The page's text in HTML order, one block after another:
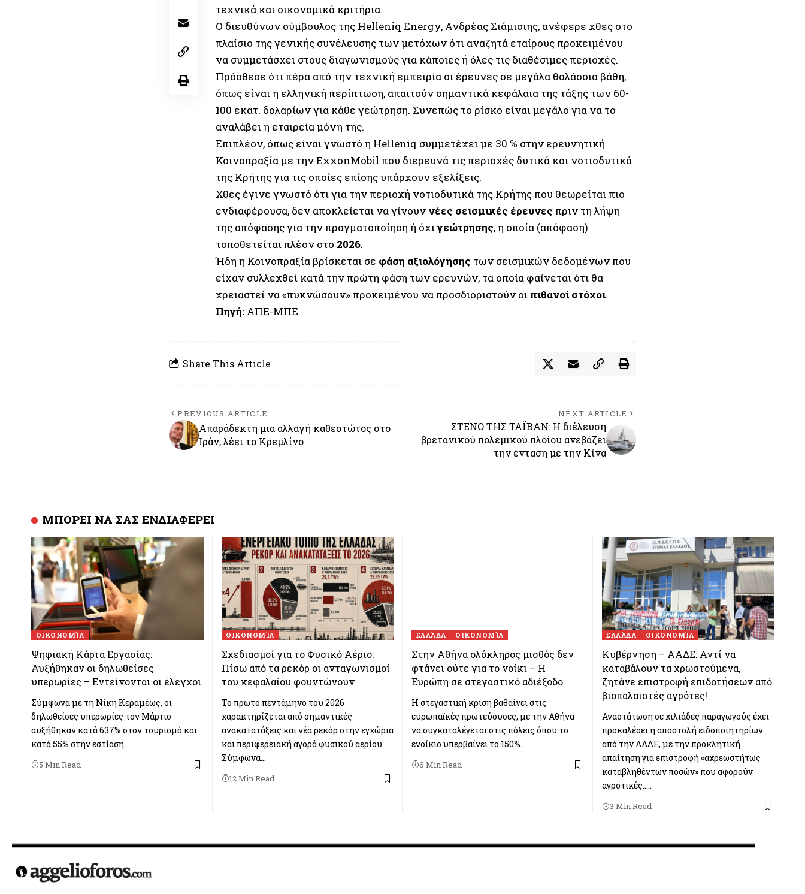
τεχνικά και οικονομικά κριτήρια.
Ο διευθύνων σύμβουλος της Helleniq Energy, Ανδρέας Σιάμισιης, ανέφερε χθες στο
πλαίσιο της γενικής συνέλευσης των μετόχων ότι αναζητά εταίρους προκειμένου
να συμμετάσχει στους διαγωνισμούς για κάποιες ή όλες τις διαθέσιμες περιοχές.
Πρόσθεσε ότι πέρα από την τεχνική εμπειρία οι έρευνες σε μεγάλα θαλάσσια βάθη,
όπως είναι η ελληνική περίπτωση, απαιτούν σημαντικά κεφάλαια της τάξης των 60-
100 εκατ. δολαρίων για κάθε γεώτρηση. Συνεπώς το ρίσκο είναι μεγάλο για να το
αναλάβει η εταιρεία μόνη της.
Επιπλέον, όπως είναι γνωστό η Helleniq συμμετέχει με 30 % στην ερευνητική
Κοινοπραξία με την ExxonMobil που διερευνά τις περιοχές δυτικά και νοτιοδυτικά
της Κρήτης για τις οποίες επίσης υπάρχουν εξελίξεις.
Χθες έγινε γνωστό ότι για την περιοχή νοτιοδυτικά της Κρήτης που θεωρείται πιο
ενδιαφέρουσα, δεν αποκλείεται να γίνουν νέες σεισμικές έρευνες πριν τη λήψη
της απόφασης για την πραγματοποίηση ή όχιγεώτρησης, η οποία (απόφαση)
τοποθετείται πλέον στο 2026.
Ήδη η Κοινοπραξία βρίσκεται σε φάση αξιολόγησης των σεισμικών δεδομένων που
είχαν συλλεχθεί κατά την πρώτη φάση των ερευνών, τα οποία φαίνεται ότι θα
χρειαστεί να «πυκνώσουν» προκειμένου να προσδιοριστούν οι πιθανοί στόχοι.
Πηγή: ΑΠΕ-ΜΠΕ
Share This Article
PREVIOUS ARTICLE
Απαράδεκτη μια αλλαγή καθεστώτος στο
Ιράν, λέει το Κρεμλίνο
NEXT ARTICLE
ΣΤΕΝΟ ΤΗΣ ΤΑΪΒΑΝ: Η διέλευση
βρετανικού πολεμικού πλοίου ανεβάζει
την ένταση με την Κίνα
ΜΠΟΡΕΙ ΝΑ ΣΑΣ ΕΝΔΙΑΦΕΡΕΙ
ΟΙΚΟΝΟΜΊΑ
Ψηφιακή Κάρτα Εργασίας:
Αυξήθηκαν οι δηλωθείσες
υπερωρίες – Εντείνονται οι έλεγχοι
Σύμφωνα με τη Νίκη Κεραμέως, οι
δηλωθείσες υπερωρίες τον Μάρτιο
αυξήθηκαν κατά 637% στον τουρισμό και
κατά 55% στην εστίαση…
5 Min Read
ΟΙΚΟΝΟΜΊΑ
Σχεδιασμοί για το Φυσικό Αέριο:
Πίσω από τα ρεκόρ οι ανταγωνισμοί
του κεφαλαίου φουντώνουν
Το πρώτο πεντάμηνο του 2026
χαρακτηρίζεται από σημαντικές
ανακατατάξεις και νέα ρεκόρ στην εγχώρια
και περιφερειακή αγορά φυσικού αερίου.
Σύμφωνα…
12 Min Read
ΕΛΛΆΔΑ ΟΙΚΟΝΟΜΊΑ
Στην Αθήνα ολόκληρος μισθός δεν
φτάνει ούτε για το νοίκι – Η
Ευρώπη σε στεγαστικό αδιέξοδο
Η στεγαστική κρίση βαθαίνει στις
ευρωπαϊκές πρωτεύουσες, με την Αθήνα
να συγκαταλέγεται στις πόλεις όπου το
ενοίκιο υπερβαίνει το 150%…
6 Min Read
ΕΛΛΆΔΑ ΟΙΚΟΝΟΜΊΑ
Κυβέρνηση – ΑΑΔΕ: Αντί να
καταβάλουν τα χρωστούμενα,
ζητάνε επιστροφή επιδοτήσεων από
βιοπαλαιστές αγρότες!
Αναστάτωση σε χιλιάδες παραγωγούς έχει
προκαλέσει η αποστολή ειδοποιητηρίων
από την ΑΑΔΕ, με την προκλητική
απαίτηση για επιστροφή «αχρεωστήτως
καταβληθέντων ποσών» που αφορούν
αγροτικές..…
3 Min Read